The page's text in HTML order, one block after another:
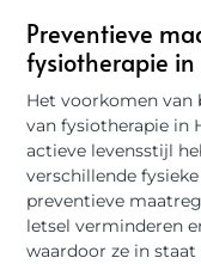
Preventieve
fysiotherapie in
Het voorkomen van
van fysiotherapie in
actieve levensstijl
verschillende
preventieve
letsel verminderen
waardoor ze in